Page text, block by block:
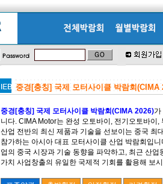
중경[충칭] 국제 모터사이클 박람회(CIMA
중경[충칭] 국제 모터사이클 박람회(CIMA 2026)
니다. CIMA Motor는 완성 오토바이, 전기오토바이
산업 전반의 최신 제품과 기술을 선보이는 중국 최
참가하는 아시아 대표 모터사이클 산업 박람회입
업의 중국 시장과 기술 동향을 파악하고, 최근 산
가치 사업창출의 유일한 국제적 기회를 활용해 보